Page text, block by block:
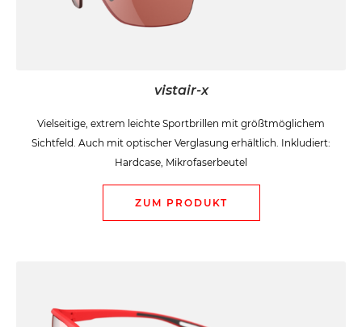
vistair-x
Vielseitige, extrem leichte Sportbrillen mit größtmöglichem
Sichtfeld. Auch mit optischer Verglasung erhältlich. Inkludiert:
Hardcase, Mikrofaserbeutel
ZUM PRODUKT